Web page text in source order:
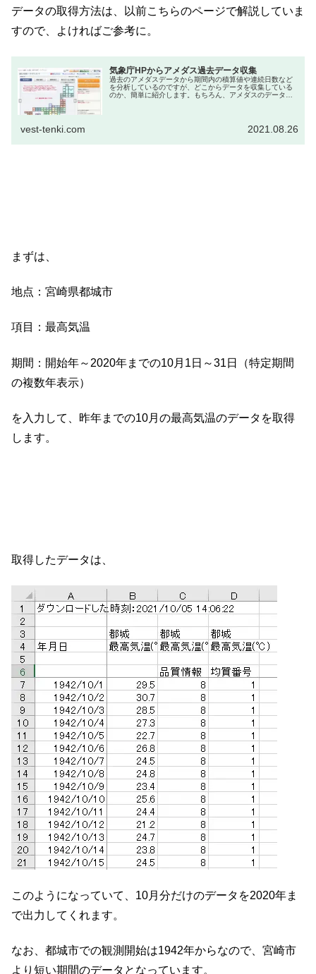
データの取得方法は、以前こちらのページで解説していま
すので、よければご参考に。
気象庁HPからアメダス過去データ収集
過去のアメダスデータから期間内の積算値や連続日数など
を分析しているのですが、どこからデータを収集している
のか、簡単に紹介します。もちろん、アメダスのデータを
vest-tenki.com 2021.08.26
まずは、
地点：宮崎県都城市
項目：最高気温
期間：開始年～2020年までの10月1日～31日（特定期間
の複数年表示）
を入力して、昨年までの10月の最高気温のデータを取得
します。
取得したデータは、
このようになっていて、10月分だけのデータを2020年ま
で出力してくれます。
なお、都城市での観測開始は1942年からなので、宮崎市
より短い期間のデータとなっています。